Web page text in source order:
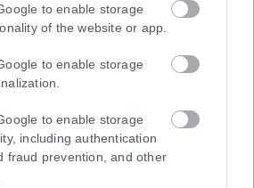
to enable storage
of the website or app.
to enable storage
to enable storage
including authentication
fraud prevention, and other